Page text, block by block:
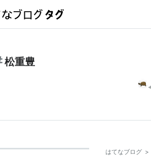
松重豊
はてなブログ >